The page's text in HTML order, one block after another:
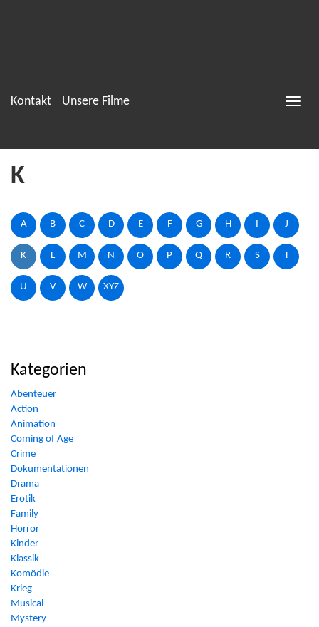
Kontakt Unsere Filme
K
A B C D E F G H I J
K L M N O P Q R S T
U V W XYZ
Kategorien
Abenteuer
Action
Animation
Coming of Age
Crime
Dokumentationen
Drama
Erotik
Family
Horror
Kinder
Klassik
Komödie
Krieg
Musical
Mystery